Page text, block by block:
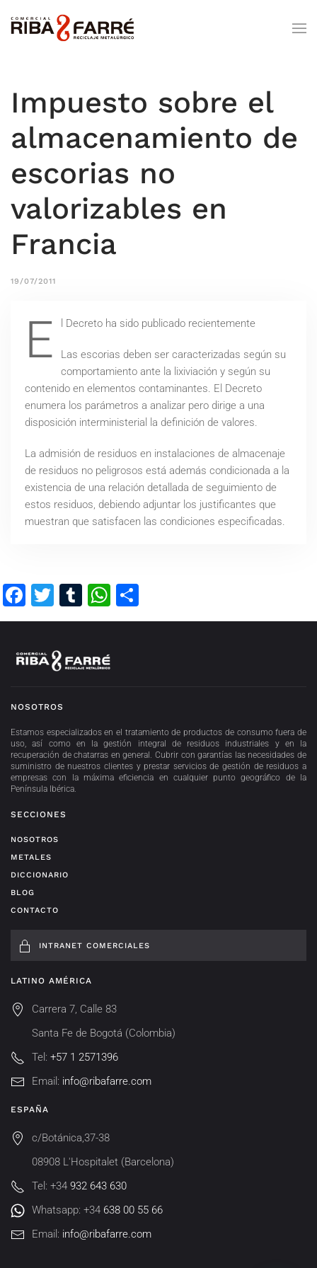
Impuesto sobre el
almacenamiento de
escorias no
valorizables en
Francia
19/07/2011
E l Decreto ha sido publicado recientemente
Las escorias deben ser caracterizadas según su
comportamiento ante la lixiviación y según su
contenido en elementos contaminantes. El Decreto
enumera los parámetros a analizar pero dirige a una
disposición interministerial la definición de valores.
La admisión de residuos en instalaciones de almacenaje
de residuos no peligrosos está además condicionada a la
existencia de una relación detallada de seguimiento de
estos residuos, debiendo adjuntar los justificantes que
muestran que satisfacen las condiciones especificadas.
Facebook
Twitter
TumblrWhatsApp
NOSOTROS
Estamos especializados en el tratamiento de productos de consumo fuera de
uso, así como en la gestión integral de residuos industriales y en la
recuperación de chatarras en general. Cubrir con garantías las necesidades de
suministro de nuestros clientes y prestar servicios de gestión de residuos a
empresas con la máxima eficiencia en cualquier punto geográfico de la
Península Ibérica.
SECCIONES
NOSOTROS
METALES
DICCIONARIO
BLOG
CONTACTO
INTRANET COMERCIALES
LATINO AMÉRICA
Carrera 7, Calle 83
Santa Fe de Bogotá (Colombia)
Tel: +57 1 2571396
Email: info@ribafarre.com
ESPAÑA
c/Botánica,37-38
08908 L'Hospitalet (Barcelona)
Tel: +34 932 643 630
Whatsapp: +34 638 00 55 66
Email: info@ribafarre.com